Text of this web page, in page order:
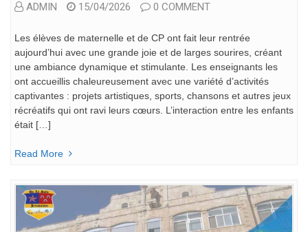
ADMIN 15/04/2026 0 COMMENT
Les élèves de maternelle et de CP ont fait leur rentrée
aujourd’hui avec une grande joie et de larges sourires, créant
une ambiance dynamique et stimulante. Les enseignants les
ont accueillis chaleureusement avec une variété d’activités
captivantes : projets artistiques, sports, chansons et autres jeux
récréatifs qui ont ravi leurs cœurs. L’interaction entre les enfants
était […]
Read More